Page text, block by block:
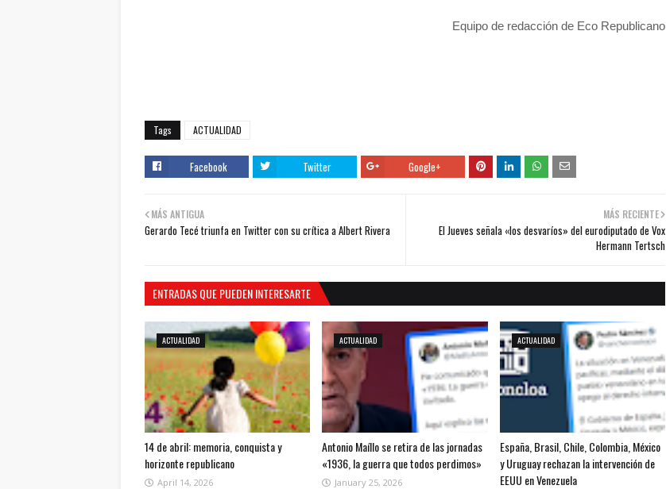
Equipo de redacción de Eco Republicano
Tags ACTUALIDAD
Facebook Twitter Google+
MÁS RECIENTE
El Jueves señala «los desvaríos» del eurodiputado de Vox
Hermann Tertsch
MÁS ANTIGUA
Gerardo Tecé triunfa en Twitter con su crítica a Albert Rivera
ENTRADAS QUE PUEDEN INTERESARTE
ACTUALIDAD
14 de abril: memoria, conquista y
horizonte republicano
April 14, 2026
ACTUALIDAD
Antonio Maíllo se retira de las jornadas
«1936, la guerra que todos perdimos»
January 25, 2026
ACTUALIDAD
España, Brasil, Chile, Colombia, México
y Uruguay rechazan la intervención de
EEUU en Venezuela